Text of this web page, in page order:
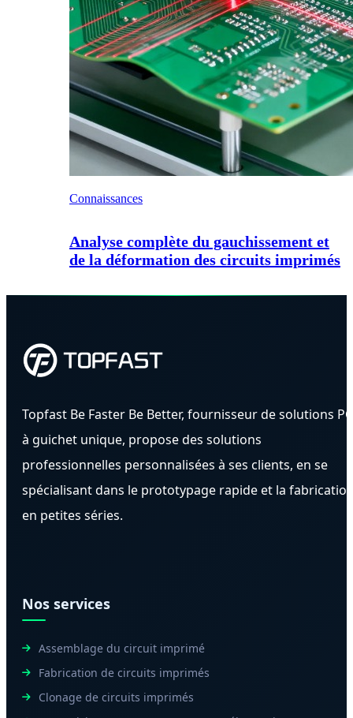
Connaissances
Analyse complète du gauchissement et
de la déformation des circuits imprimés
Topfast Be Faster Be Better, fournisseur de solutions
à guichet unique, propose des solutions
professionnelles personnalisées à ses clients, en se
spécialisant dans le prototypage rapide et la
en petites séries.
Nos services
Assemblage du circuit imprimé
Fabrication de circuits imprimés
Clonage de circuits imprimés